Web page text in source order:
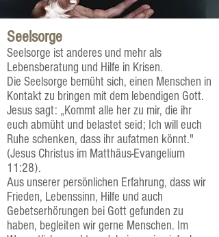
Seelsorge
Seelsorge ist anderes und mehr als
Lebensberatung und Hilfe in Krisen.
Die Seelsorge bemüht sich, einen Menschen in
Kontakt zu bringen mit dem lebendigen Gott.
Jesus sagt: „Kommt alle her zu mir, die ihr
euch abmüht und belastet seid; Ich will euch
Ruhe schenken, dass ihr aufatmen könnt."
(Jesus Christus im Matthäus-Evangelium
11:28).
Aus unserer persönlichen Erfahrung, dass wir
Frieden, Lebenssinn, Hilfe und auch
Gebetserhörungen bei Gott gefunden zu
haben, begleiten wir gerne Menschen. Im